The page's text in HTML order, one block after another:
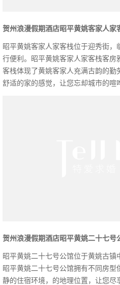
贺州浪漫假期酒店昭平黄姚客家人家
昭平黄姚客家人家客栈位于迎秀街
行便利。昭平黄姚客家人家客栈客房
客栈体现了黄姚客家人充满古韵的
舒适的家的感觉，让您忘却城市的喧
贺州浪漫假期酒店昭平黄姚二十七号
昭平黄姚二十七号公馆位于黄姚古镇
昭平黄姚二十七号公馆拥有不同房
静的住宿环境，的地理位置，让您